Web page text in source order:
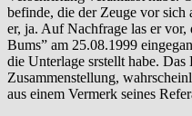
befinde, die der Zeuge vor sich
er, ja. Auf Nachfrage las er vor,
Bums” am 25.08.1999
die Unterlage srstellt habe. Das
Zusammenstellung,
aus einem Vermerk seines